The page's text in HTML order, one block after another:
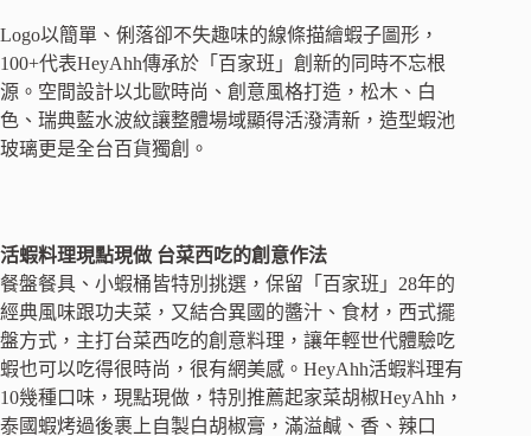
Logo以簡單、俐落卻不失趣味的線條描繪蝦子圖形，
100+代表HeyAhh傳承於「百家班」創新的同時不忘根
源。空間設計以北歐時尚、創意風格打造，松木、白
色、瑞典藍水波紋讓整體場域顯得活潑清新，造型蝦池
玻璃更是全台百貨獨創。
活蝦料理現點現做 台菜西吃的創意作法
餐盤餐具、小蝦桶皆特別挑選，保留「百家班」28年的
經典風味跟功夫菜，又結合異國的醬汁、食材，西式擺
盤方式，主打台菜西吃的創意料理，讓年輕世代體驗吃
蝦也可以吃得很時尚，很有網美感。HeyAhh活蝦料理有
10幾種口味，現點現做，特別推薦起家菜胡椒HeyAhh，
泰國蝦烤過後裹上自製白胡椒膏，滿溢鹹、香、辣口